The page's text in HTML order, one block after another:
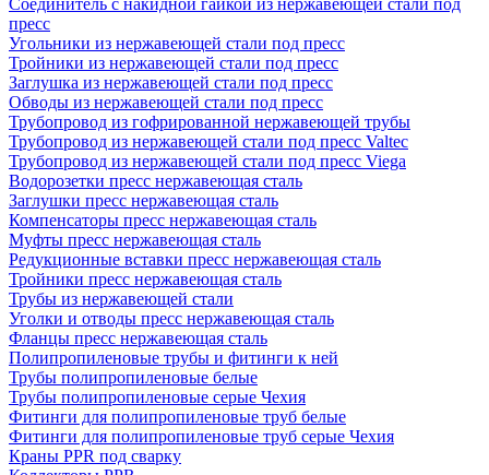
пресс
Угольники из нержавеющей стали под пресс
Тройники из нержавеющей стали под пресс
Заглушка из нержавеющей стали под пресс
Обводы из нержавеющей стали под пресс
Трубопровод из гофрированной нержавеющей трубы
Трубопровод из нержавеющей стали под пресс Valtec
Трубопровод из нержавеющей стали под пресс Viega
Водорозетки пресс нержавеющая сталь
Заглушки пресс нержавеющая сталь
Компенсаторы пресс нержавеющая сталь
Муфты пресс нержавеющая сталь
Редукционные вставки пресс нержавеющая сталь
Тройники пресс нержавеющая сталь
Трубы из нержавеющей стали
Уголки и отводы пресс нержавеющая сталь
Фланцы пресс нержавеющая сталь
Полипропиленовые трубы и фитинги к ней
Трубы полипропиленовые белые
Трубы полипропиленовые серые Чехия
Фитинги для полипропиленовые труб белые
Фитинги для полипропиленовые труб серые Чехия
Краны PPR под сварку